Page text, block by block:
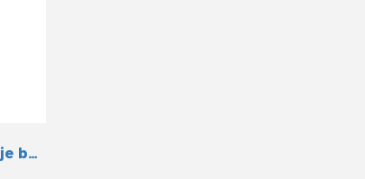
Sredstvo za čiščenje bokobrana